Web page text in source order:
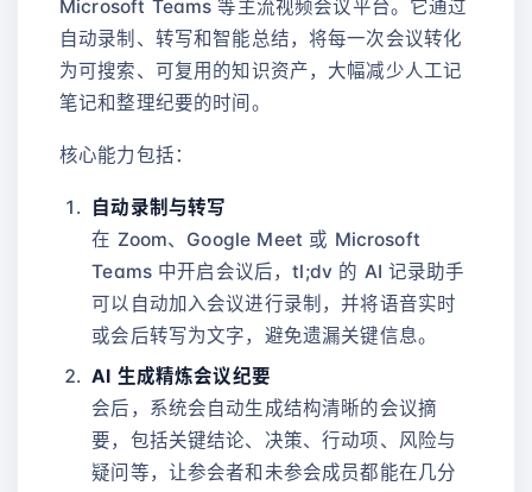
Microsoft Teams 等主流视频会议平台。它通过
自动录制、转写和智能总结，将每一次会议转化
为可搜索、可复用的知识资产，大幅减少人工记
笔记和整理纪要的时间。
核心能力包括：
自动录制与转写
在 Zoom、Google Meet 或 Microsoft
Teams 中开启会议后，tl;dv 的 AI 记录助手
可以自动加入会议进行录制，并将语音实时
或会后转写为文字，避免遗漏关键信息。
AI 生成精炼会议纪要
会后，系统会自动生成结构清晰的会议摘
要，包括关键结论、决策、行动项、风险与
疑问等，让参会者和未参会成员都能在几分